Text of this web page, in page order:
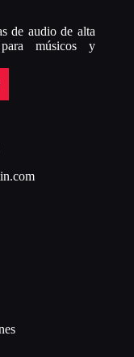
de audio de alta
músicos y